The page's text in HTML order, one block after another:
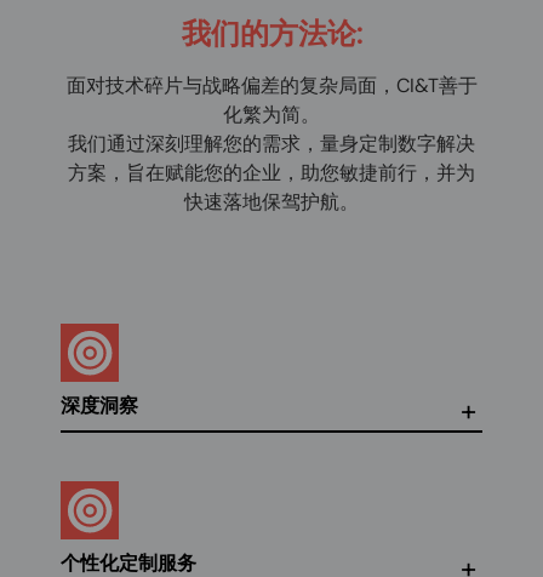
我们的方法论:
面对技术碎片与战略偏差的复杂局面，CI&T善于
化繁为简。
我们通过深刻理解您的需求，量身定制数字解决
方案，旨在赋能您的企业，助您敏捷前行，并为
快速落地保驾护航。
深度洞察
个性化定制服务